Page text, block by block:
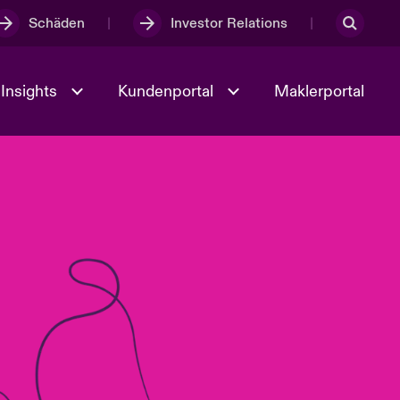
Schäden Investor Relations
Full Spectrum Cyber
Kundenportal Maklerportal